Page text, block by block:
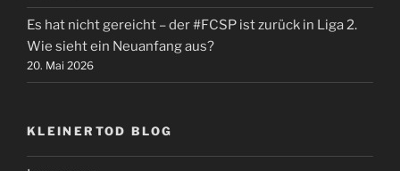
Es hat nicht gereicht – der #FCSP ist zurück in Liga 2.
Wie sieht ein Neuanfang aus?
20. Mai 2026
KLEINERTOD BLOG